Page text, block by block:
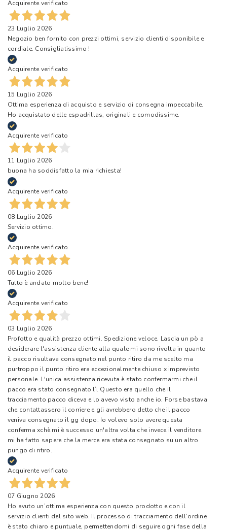
Acquirente verificato
23 Luglio 2026
Negozio ben fornito con prezzi ottimi, servizio clienti disponibile e
cordiale. Consigliatissimo !
Acquirente verificato
15 Luglio 2026
Ottima esperienza di acquisto e servizio di consegna impeccabile.
Ho acquistato delle espadrillas, originali e comodissime.
Acquirente verificato
11 Luglio 2026
buona ha soddisfatto la mia richiesta!
Acquirente verificato
08 Luglio 2026
Servizio ottimo.
Acquirente verificato
06 Luglio 2026
Tutto è andato molto bene!
Acquirente verificato
03 Luglio 2026
Profotto e qualità prezzo ottimi. Spedizione veloce. Lascia un pò a
desiderare l'assistenza cliente alla quale mi sono rivolta in quanto
il pacco risultava consegnato nel punto ritiro da me scelto ma
purtroppo il punto ritiro era eccezionalmente chiuso x imprevisto
personale. L'unica assistenza ricevuta è stato confermarmi che il
pacco era stato consegnato lì. Questo era quello che il
tracciamento pacco diceva e lo avevo visto anche io. Forse bastava
che contattassero il corriere e gli avrebbero detto che il pacco
veniva consegnato il gg dopo. Io volevo solo avere questa
conferma xchè mi è successo un'altra volta che invece il venditore
mi ha fatto sapere che la merce era stata consegnato su un altro
pungo di ritiro.
Acquirente verificato
07 Giugno 2026
Ho avuto un’ottima esperienza con questo prodotto e con il
servizio clienti del sito web. Il processo di tracciamento dell’ordine
è stato chiaro e puntuale, permettendomi di seguire ogni fase della